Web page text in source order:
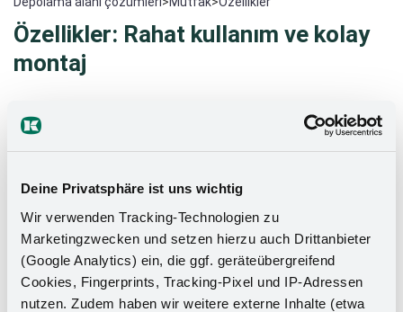
Deine Privatsphäre ist uns wichtig
Wir verwenden Tracking-Technologien zu
Marketingzwecken und setzen hierzu auch Drittanbieter
(Google Analytics) ein, die ggf. geräteübergreifend
Cookies, Fingerprints, Tracking-Pixel und IP-Adressen
nutzen. Zudem haben wir weitere externe Inhalte (etwa
Özellikler: Rahat kullanım ve kolay
montaj
Kesseböhmer'in cığır açan ürün yenilikleri, ihtiyaçlara yönelik
bütün kolay ve akılcıl özelliklerle en pratik çözümleri sunuyor.
Kesseböhmer , ClickFixx, eTouch/eTouch+, bas-aç,
çok seçenek sunuyor. Tüm bu çözümler sayesinde günlük
yaşama en üst düzeyde konfor sağlıyor.